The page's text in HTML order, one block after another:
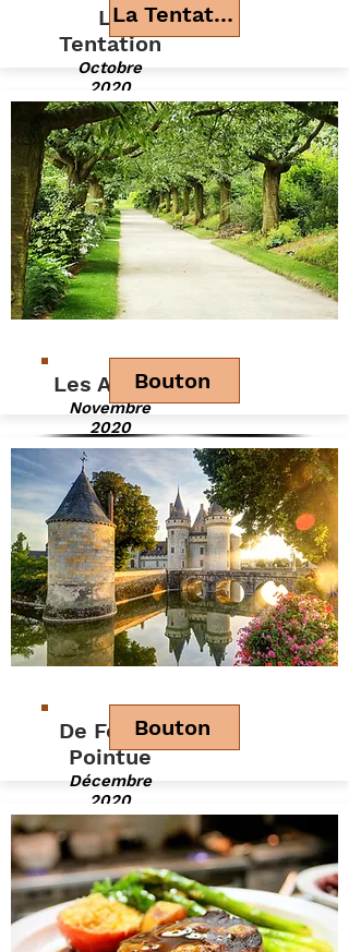
La
Tentation
Octobre
2020
La Tentation
Les Arbres
Novembre
2020
Bouton
De Forme
Pointue
Décembre
2020
Bouton